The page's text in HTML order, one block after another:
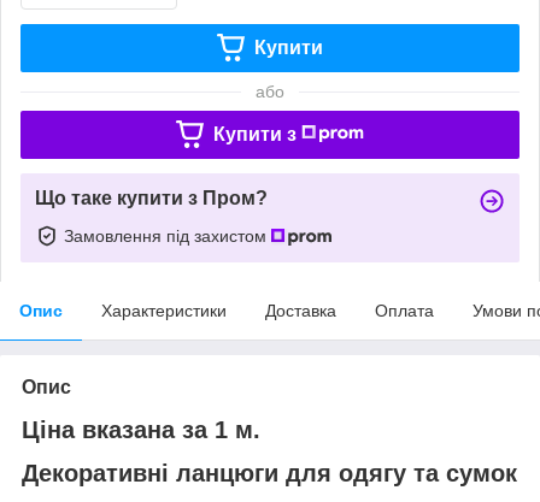
Купити
або
Купити з
Що таке купити з Пром?
Замовлення під захистом
Опис Характеристики Доставка Оплата Умови
Опис
Ціна вказана за 1 м.
Декоративні ланцюги для одягу та сумок